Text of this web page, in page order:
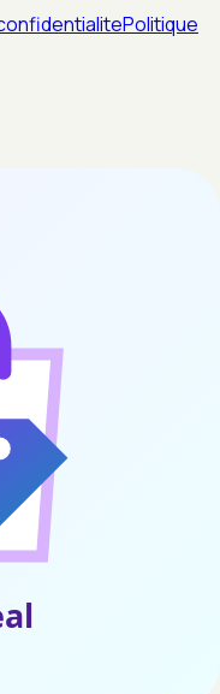
Politique